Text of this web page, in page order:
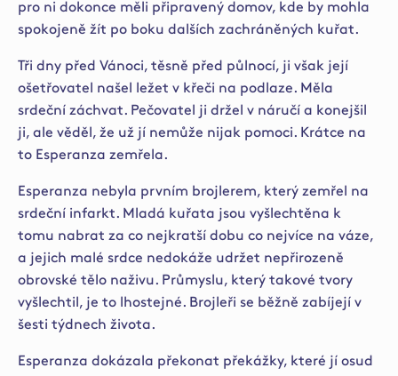
pro ni dokonce měli připravený domov, kde by mohla
spokojeně žít po boku dalších zachráněných kuřat.
Tři dny před Vánoci, těsně před půlnocí, ji však její
ošetřovatel našel ležet v křeči na podlaze. Měla
srdeční záchvat. Pečovatel ji držel v náručí a konejšil
ji, ale věděl, že už jí nemůže nijak pomoci. Krátce na
to Esperanza zemřela.
Esperanza nebyla prvním brojlerem, který zemřel na
srdeční infarkt. Mladá kuřata jsou vyšlechtěna k
tomu nabrat za co nejkratší dobu co nejvíce na váze,
a jejich malé srdce nedokáže udržet nepřirozeně
obrovské tělo naživu. Průmyslu, který takové tvory
vyšlechtil, je to lhostejné. Brojleři se běžně zabíjejí v
šesti týdnech života.
Esperanza dokázala překonat překážky, které jí osud